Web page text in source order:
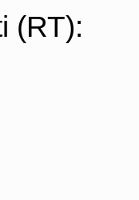
(RT):